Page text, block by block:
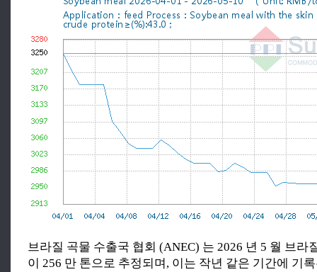
브라질 곡물 수출국 협회 (ANEC) 는 2026 년 5 월 브라
이 256 만 톤으로 추정되며, 이는 작년 같은 기간에 기